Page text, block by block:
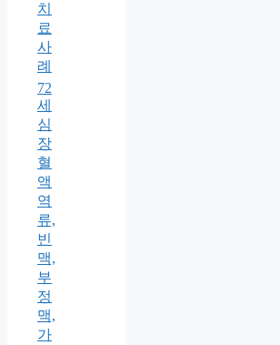
치
료
사
례
72
세
심
장
혈
액
역
류,
빈
맥,
부
정
맥,
가